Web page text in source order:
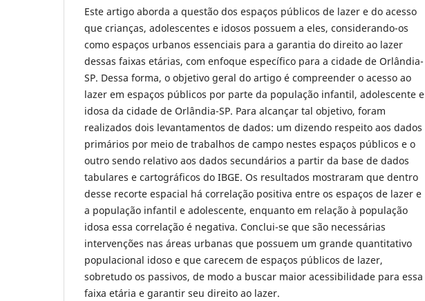
Este artigo aborda a questão dos espaços públicos de lazer e do acesso
que crianças, adolescentes e idosos possuem a eles, considerando-os
como espaços urbanos essenciais para a garantia do direito ao lazer
dessas faixas etárias, com enfoque específico para a cidade de Orlândia-
SP. Dessa forma, o objetivo geral do artigo é compreender o acesso ao
lazer em espaços públicos por parte da população infantil, adolescente e
idosa da cidade de Orlândia-SP. Para alcançar tal objetivo, foram
realizados dois levantamentos de dados: um dizendo respeito aos dados
primários por meio de trabalhos de campo nestes espaços públicos e o
outro sendo relativo aos dados secundários a partir da base de dados
tabulares e cartográficos do IBGE. Os resultados mostraram que dentro
desse recorte espacial há correlação positiva entre os espaços de lazer e
a população infantil e adolescente, enquanto em relação à população
idosa essa correlação é negativa. Conclui-se que são necessárias
intervenções nas áreas urbanas que possuem um grande quantitativo
populacional idoso e que carecem de espaços públicos de lazer,
sobretudo os passivos, de modo a buscar maior acessibilidade para essa
faixa etária e garantir seu direito ao lazer.